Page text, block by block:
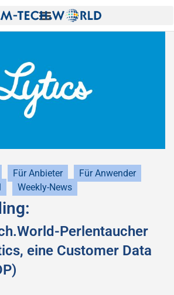
Für Anbieter
Für Anwender
Weekly-News
Perlentaucher
eine Customer Data